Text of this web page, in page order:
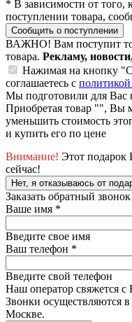
* В зависимости от того,
поступлении товара,
Сообщить о поступлении
ВАЖНО! Вам поступит
товара. Рекламу,
Нажимая на кнопку
соглашаетесь с
Мы подготовили для Вас
Приобретая товар "", Вы
уменьшить стоимость
и купить его по цене
Внимание! Этот подарок
сейчас!
Нет, я отказываюсь от
Заказать обратный звонок
Ваше имя *
Введите свое имя
Ваш телефон *
Введите свой телефон
Наш оператор свяжется
Звонки осуществляются
Москве.